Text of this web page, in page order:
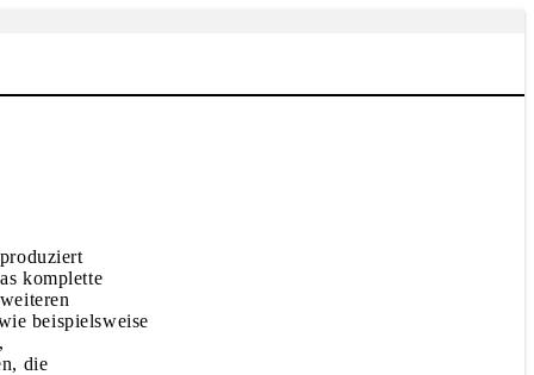
komplette
beispielsweise
die